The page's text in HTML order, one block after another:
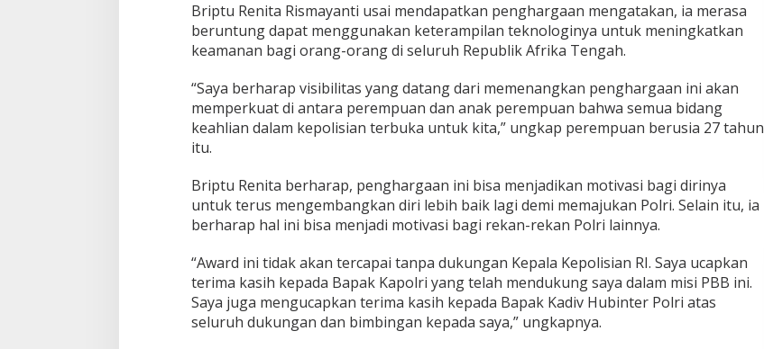
Briptu Renita Rismayanti usai mendapatkan penghargaan mengatakan, ia merasa
beruntung dapat menggunakan keterampilan teknologinya untuk meningkatkan
keamanan bagi orang-orang di seluruh Republik Afrika Tengah.
“Saya berharap visibilitas yang datang dari memenangkan penghargaan ini akan
memperkuat di antara perempuan dan anak perempuan bahwa semua bidang
keahlian dalam kepolisian terbuka untuk kita,” ungkap perempuan berusia 27 tahun
itu.
Briptu Renita berharap, penghargaan ini bisa menjadikan motivasi bagi dirinya
untuk terus mengembangkan diri lebih baik lagi demi memajukan Polri. Selain itu, ia
berharap hal ini bisa menjadi motivasi bagi rekan-rekan Polri lainnya.
“Award ini tidak akan tercapai tanpa dukungan Kepala Kepolisian RI. Saya ucapkan
terima kasih kepada Bapak Kapolri yang telah mendukung saya dalam misi PBB ini.
Saya juga mengucapkan terima kasih kepada Bapak Kadiv Hubinter Polri atas
seluruh dukungan dan bimbingan kepada saya,” ungkapnya.